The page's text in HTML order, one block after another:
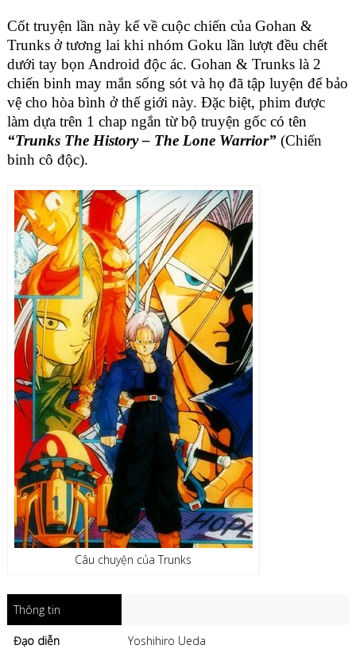
Cốt truyện lần này kể về cuộc chiến của Gohan &
Trunks ở tương lai khi nhóm Goku lần lượt đều chết
dưới tay bọn Android độc ác. Gohan & Trunks là 2
chiến binh may mắn sống sót và họ đã tập luyện để bảo
vệ cho hòa bình ở thế giới này. Đặc biệt, phim được
làm dựa trên 1 chap ngắn từ bộ truyện gốc có tên
“Trunks The History – The Lone Warrior”(Chiến
binh cô độc).
Câu chuyện của Trunks
Thông tin
Đạo diễn Yoshihiro Ueda